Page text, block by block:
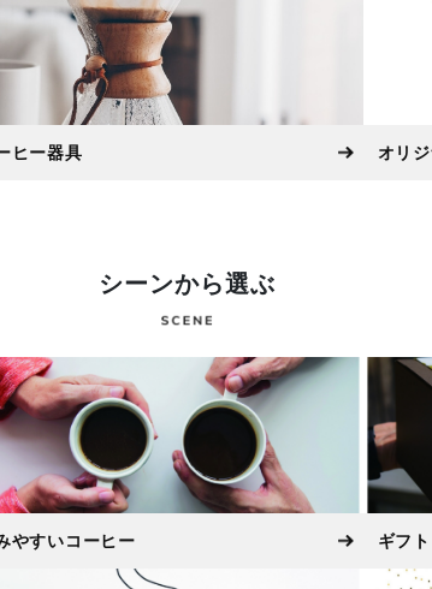
ヒー器具 オリ
シーンから選ぶ
やすいコーヒー ギフト